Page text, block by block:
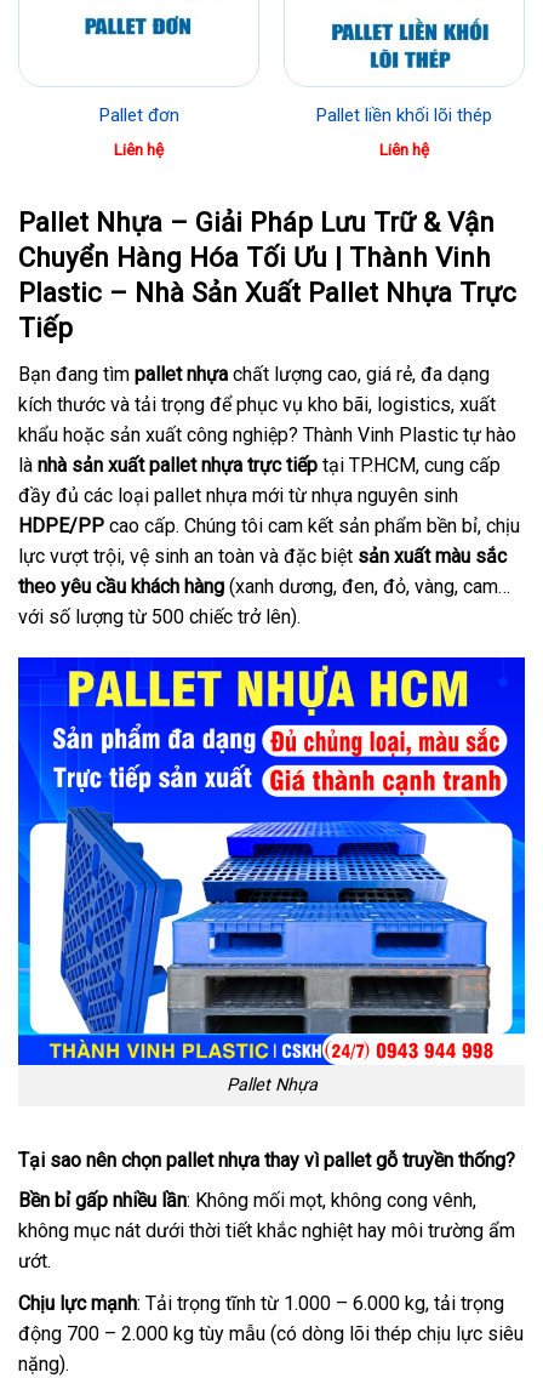
Pallet đơn
Liên hệ
Pallet liền khối lõi thép
Liên hệ
Pallet Nhựa – Giải Pháp Lưu Trữ & Vận
Chuyển Hàng Hóa Tối Ưu | Thành Vinh
Plastic – Nhà Sản Xuất Pallet Nhựa Trực
Tiếp
Bạn đang tìm pallet nhựa chất lượng cao, giá rẻ, đa dạng
kích thước và tải trọng để phục vụ kho bãi, logistics, xuất
khẩu hoặc sản xuất công nghiệp? Thành Vinh Plastic tự hào
là nhà sản xuất pallet nhựa trực tiếp tại TP.HCM, cung cấp
đầy đủ các loại pallet nhựa mới từ nhựa nguyên sinh
HDPE/PP cao cấp. Chúng tôi cam kết sản phẩm bền bỉ, chịu
lực vượt trội, vệ sinh an toàn và đặc biệt sản xuất màu sắc
theo yêu cầu khách hàng (xanh dương, đen, đỏ, vàng, cam…
với số lượng từ 500 chiếc trở lên).
Pallet Nhựa
Tại sao nên chọn pallet nhựa thay vì pallet gỗ truyền thống?
Bền bỉ gấp nhiều lần: Không mối mọt, không cong vênh,
không mục nát dưới thời tiết khắc nghiệt hay môi trường ẩm
ướt.
Chịu lực mạnh: Tải trọng tĩnh từ 1.000 – 6.000 kg, tải trọng
động 700 – 2.000 kg tùy mẫu (có dòng lõi thép chịu lực siêu
nặng).